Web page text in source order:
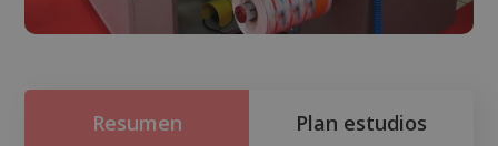
Resumen Plan estudios